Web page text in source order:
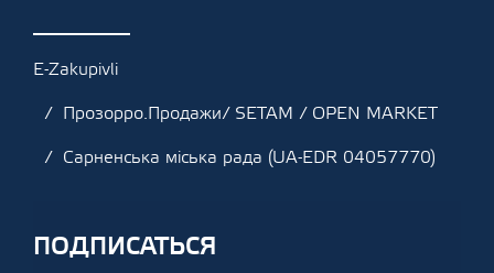
E-Zakupivli
Прозорро.Продажи/ SETAM / OPEN MARKET
Сарненська міська рада (UA-EDR 04057770)
ПОДПИСАТЬСЯ